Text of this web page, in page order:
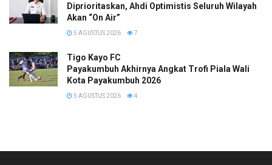
Diprioritaskan, Ahdi Optimistis Seluruh Wilayah
Akan “On Air”
5 AGUSTUS 2026 7
Tigo Kayo FC
Payakumbuh Akhirnya Angkat Trofi Piala Wali
Kota Payakumbuh 2026
5 AGUSTUS 2026 4